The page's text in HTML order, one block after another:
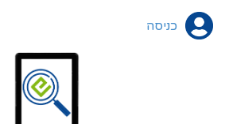
כניסה